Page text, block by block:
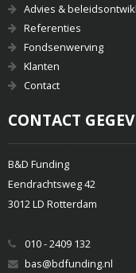
Advies &
Referenties
Fondsenwerving
Klanten
Contact
CONTACT
B&D Funding
Eendrachtsweg 42
3012 LD Rotterdam
010 - 2409 132
bas@bdfunding.nl